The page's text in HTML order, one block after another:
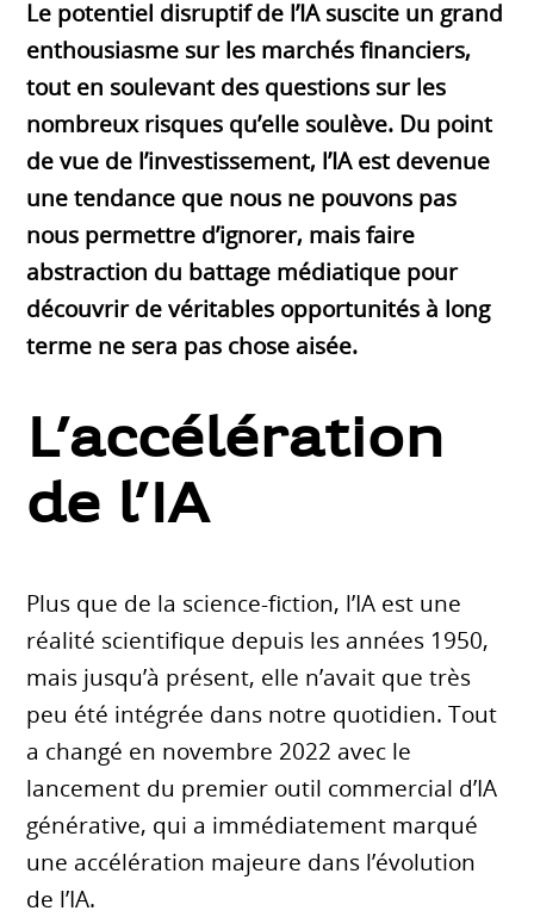
Le potentiel disruptif de l’IA suscite un grand
enthousiasme sur les marchés financiers,
tout en soulevant des questions sur les
nombreux risques qu’elle soulève. Du point
de vue de l’investissement, l’IA est devenue
une tendance que nous ne pouvons pas
nous permettre d’ignorer, mais faire
abstraction du battage médiatique pour
découvrir de véritables opportunités à long
terme ne sera pas chose aisée.
L’accélération
de l’IA
Plus que de la science-fiction, l’IA est une
réalité scientifique depuis les années 1950,
mais jusqu’à présent, elle n’avait que très
peu été intégrée dans notre quotidien. Tout
a changé en novembre 2022 avec le
lancement du premier outil commercial d’IA
générative, qui a immédiatement marqué
une accélération majeure dans l’évolution
de l’IA.